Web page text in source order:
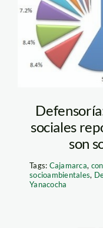
sociales
son
Tags: Cajamarca,
socioambientales,
Yanacocha